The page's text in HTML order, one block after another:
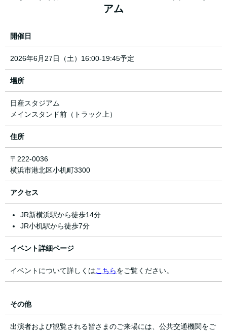
アム
開催日
2026年6月27日（土）16:00-19:45予定
場所
日産スタジアム
メインスタンド前（トラック上）
住所
〒222-0036
横浜市港北区小机町3300
アクセス
JR新横浜駅から徒歩14分
JR小机駅から徒歩7分
イベント詳細ページ
イベントについて詳しくはこちらをご覧ください。
その他
出演者および観覧される皆さまのご来場には、公共交通機関をご